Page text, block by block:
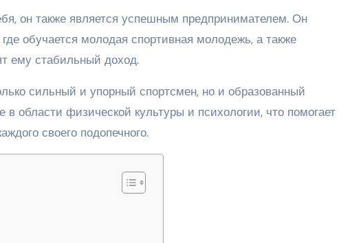
он также является успешным предпринимателем. Он
обучается молодая спортивная молодежь, а также
ему стабильный доход.
сильный и упорный спортсмен, но и образованный
области физической культуры и психологии, что помогает
своего подопечного.